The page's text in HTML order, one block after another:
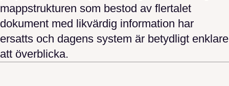
mappstrukturen som bestod av flertalet
dokument med likvärdig information har
ersatts och dagens system är betydligt enklare
att överblicka.